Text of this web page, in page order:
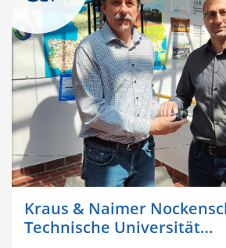
Kraus & Naimer
Technische Universität…